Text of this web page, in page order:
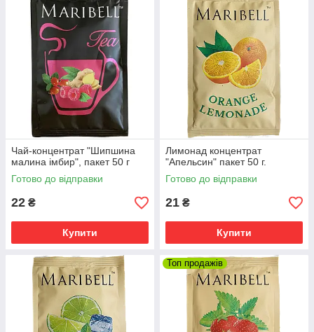
Чай-концентрат "Шипшина
малина імбир", пакет 50 г
Готово до відправки
22 ₴
Купити
Лимонад концентрат
"Апельсин" пакет 50 г.
Готово до відправки
21 ₴
Купити
Топ продажів